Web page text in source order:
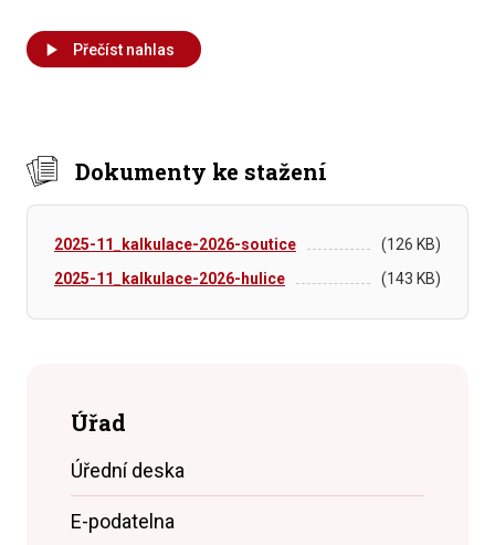
Přečíst nahlas
Dokumenty ke stažení
2025-11_kalkulace-2026-soutice
(126 KB)
2025-11_kalkulace-2026-hulice
(143 KB)
Úřad
Úřední deska
E-podatelna